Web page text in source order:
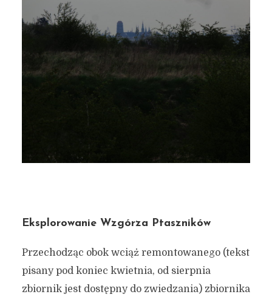
Eksplorowanie Wzgórza Ptaszników
Przechodząc obok wciąż remontowanego (tekst
pisany pod koniec kwietnia, od sierpnia
zbiornik jest dostępny do zwiedzania) zbiornika